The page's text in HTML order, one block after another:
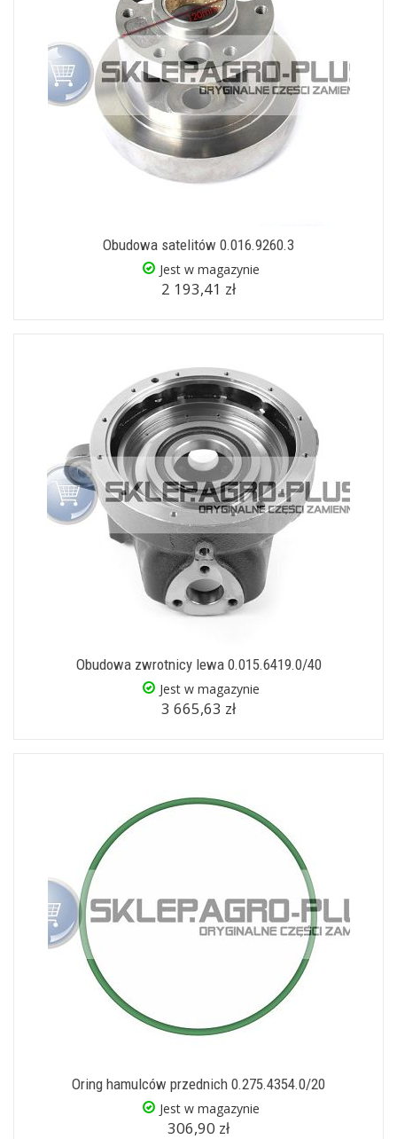
Obudowa satelitów 0.016.9260.3
Jest w magazynie
2 193,41 zł
Obudowa zwrotnicy lewa 0.015.6419.0/40
Jest w magazynie
3 665,63 zł
Oring hamulców przednich 0.275.4354.0/20
Jest w magazynie
306,90 zł